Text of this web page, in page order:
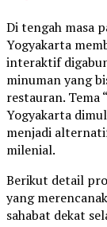
Di tengah masa
Yogyakarta
interaktif
minuman yang
restauran. Tema
Yogyakarta
menjadi
milenial.
Berikut detail
yang
sahabat dekat